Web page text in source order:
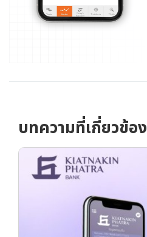
บทความที่เกี่ยวข้อง